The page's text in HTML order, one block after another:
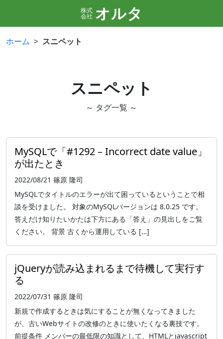
株式
会社 オルタ
ホーム スニペット
スニペット
～ タグ一覧 ～
MySQLで「#1292 – Incorrect date value」
が出たとき
2022/08/21 篠原 隆司
MySQLでタイトルのエラーが出て困っているということで相
談を受けました。 対象のMySQLバージョンは 8.0.25 です。
答えだけ知りたいかたは下方にある「答え」の見出しをご覧
ください。 背景 古くから運用している […]
jQueryが読み込まれるまで待機して実行す
る
2022/07/31 篠原 隆司
新規で作成するときは気にすることが無くなってきました
が、古いWebサイトの改修のときに使いたくなる裏技です。
前提条件 メンバーの最低限の知識として、HTMLとjavascript